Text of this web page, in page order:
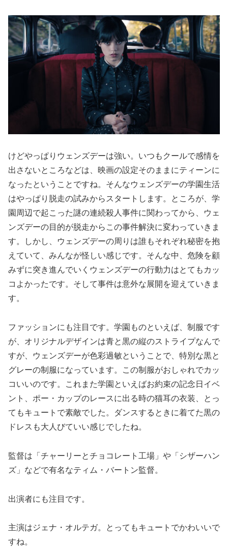
けどやっぱりウェンズデーは強い。いつもクールで感情を
出さないところなどは、映画の設定そのままにティーンに
なったということですね。そんなウェンズデーの学園生活
はやっぱり脱走の試みからスタートします。ところが、学
園周辺で起こった謎の連続殺人事件に関わってから、ウェ
ンズデーの目的が脱走からこの事件解決に変わっていきま
す。しかし、ウェンズデーの周りは誰もそれぞれ秘密を抱
えていて、みんなが怪しい感じです。そんな中、危険を顧
みずに突き進んでいくウェンズデーの行動力はとてもカッ
コよかったです。そして事件は意外な展開を迎えていきま
す。
ファッションにも注目です。学園ものといえば、制服です
が、オリジナルデザインは青と黒の縦のストライプなんで
すが、ウェンズデーが色彩過敏ということで、特別な黒と
グレーの制服になっています。この制服がおしゃれでカッ
コいいのです。これまた学園といえばお約束の記念日イベ
ント、ポー・カップのレースに出る時の猫耳の衣装、とっ
てもキュートで素敵でした。ダンスするときに着てた黒の
ドレスも大人びていい感じでしたね。
監督は「チャーリーとチョコレート工場」や「シザーハン
ズ」などで有名なティム・バートン監督。
出演者にも注目です。
主演はジェナ・オルテガ。とってもキュートでかわいいで
すね。